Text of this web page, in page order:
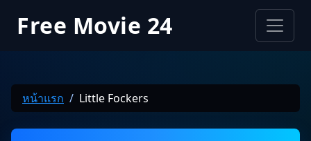
Free Movie 24
หน้าแรก Little Fockers